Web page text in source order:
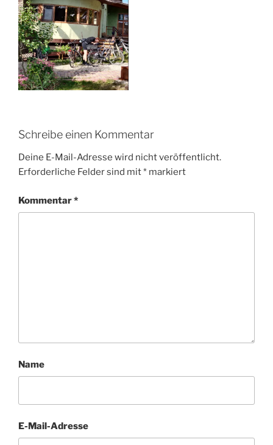
Schreibe einen Kommentar
Deine E-Mail-Adresse wird nicht veröffentlicht.
Erforderliche Felder sind mit* markiert
Kommentar*
Name
E-Mail-Adresse